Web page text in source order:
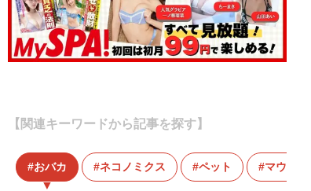
【関連キーワードから記事を探す】
おバカ ネコノミクス ペット マウンテ